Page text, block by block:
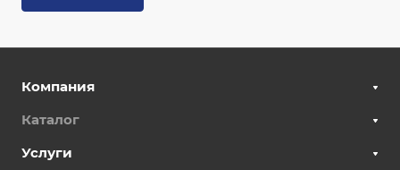
Компания
Каталог
Услуги